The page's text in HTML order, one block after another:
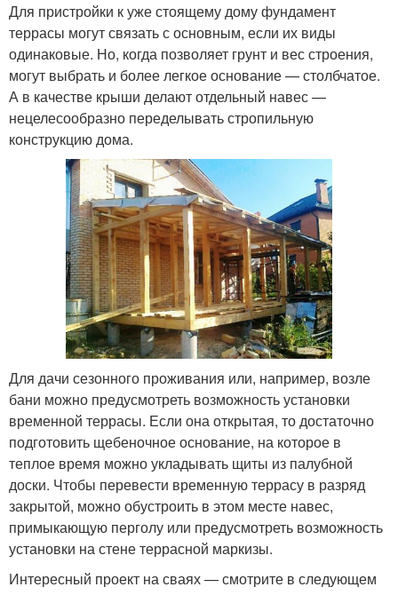
Для пристройки к уже стоящему дому фундамент
террасы могут связать с основным, если их виды
одинаковые. Но, когда позволяет грунт и вес строения,
могут выбрать и более легкое основание — столбчатое.
А в качестве крыши делают отдельный навес —
нецелесообразно переделывать стропильную
конструкцию дома.
Для дачи сезонного проживания или, например, возле
бани можно предусмотреть возможность установки
временной террасы. Если она открытая, то достаточно
подготовить щебеночное основание, на которое в
теплое время можно укладывать щиты из палубной
доски. Чтобы перевести временную террасу в разряд
закрытой, можно обустроить в этом месте навес,
примыкающую перголу или предусмотреть возможность
установки на стене террасной маркизы.
Интересный проект на сваях — смотрите в следующем